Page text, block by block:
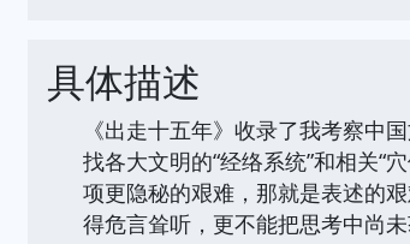
具体描述
《出走十五年》收录了我考察中
找各大文明的“经络系统”和相关
项更隐秘的艰难，那就是表述的
得危言耸听，更不能把思考中尚